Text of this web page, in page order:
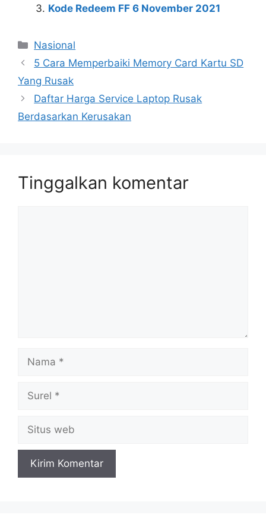
Kode Redeem FF 6 November 2021
Kategori
Nasional
5 Cara Memperbaiki Memory Card Kartu SD
Yang Rusak
Daftar Harga Service Laptop Rusak
Berdasarkan Kerusakan
Tinggalkan komentar
web